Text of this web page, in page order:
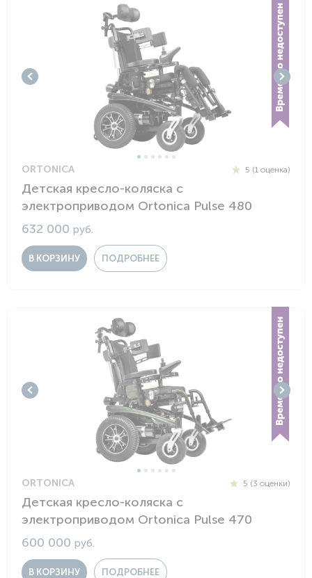
ORTONICA 5 (1 оценка)
Детская кресло-коляска с
электроприводом Ortonica Pulse 480
632 000 руб.
В КОРЗИНУ ПОДРОБНЕЕ
ORTONICA 5 (3 оценки)
Детская кресло-коляска с
электроприводом Ortonica Pulse 470
600 000 руб.
В КОРЗИНУ ПОДРОБНЕЕ